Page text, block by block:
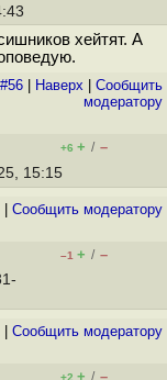
хейтят. А
Наверх
Cообщить
модератору
+6 + / –
15:15
Cообщить модератору
–1 + / –
Cообщить модератору
+2 + / –